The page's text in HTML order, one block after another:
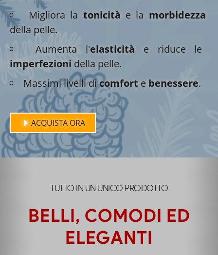
Migliora la tonicità e la morbidezza
della pelle.
Aumenta l'elasticità e riduce le
imperfezioni della pelle.
Massimi livelli dicomfort e benessere.
ACQUISTA ORA
TUTTO IN UN UNICO PRODOTTO
BELLI, COMODI ED
ELEGANTI